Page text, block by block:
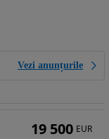
Vezi anunțurile
19 500 EUR